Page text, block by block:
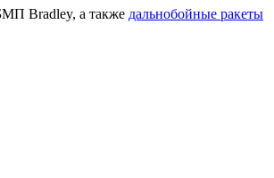
Bradley, а также дальнобойные ракеты